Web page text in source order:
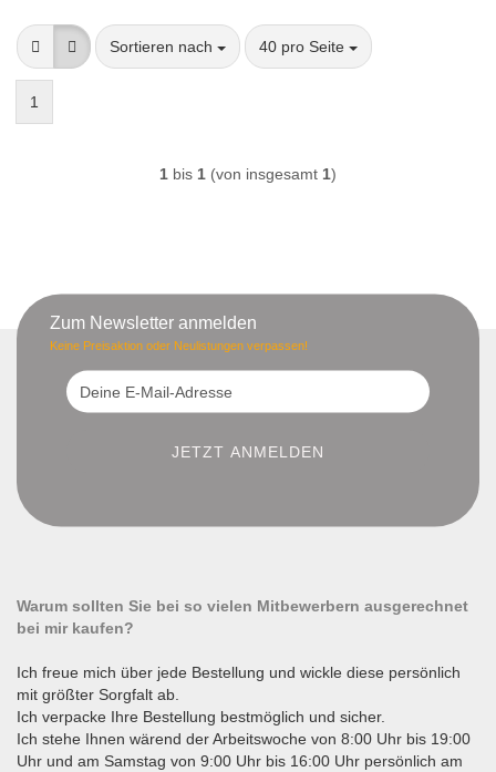
Sortieren nach
Sortieren nach 40 pro Seite
pro Seite
1
1 bis 1 (von insgesamt 1)
Zum Newsletter anmelden
Keine Preisaktion oder Neulistungen verpassen!
Warum sollten Sie bei so vielen Mitbewerbern ausgerechnet
bei mir kaufen?
Ich freue mich über jede Bestellung und wickle diese persönlich
mit größter Sorgfalt ab.
Ich verpacke Ihre Bestellung bestmöglich und sicher.
Ich stehe Ihnen wärend der Arbeitswoche von 8:00 Uhr bis 19:00
Uhr und am Samstag von 9:00 Uhr bis 16:00 Uhr persönlich am